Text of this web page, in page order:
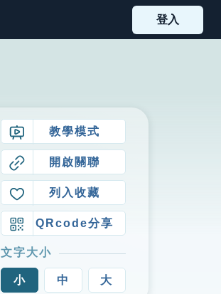
登入
教學模式
開啟關聯
列入收藏
QRcode分享
文字大小
小 中 大